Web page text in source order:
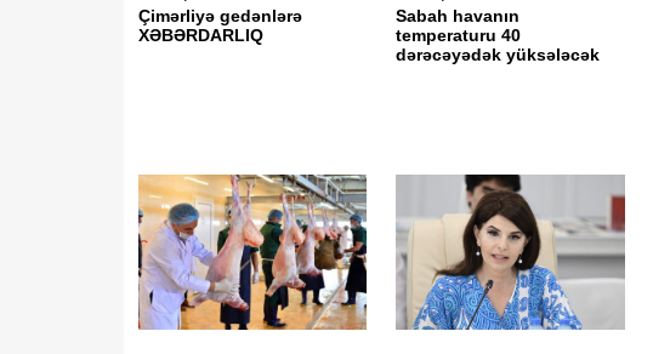
Çimərliyə gedənlərə
XƏBƏRDARLIQ
Sabah havanın
temperaturu 40
dərəcəyədək yüksələcək